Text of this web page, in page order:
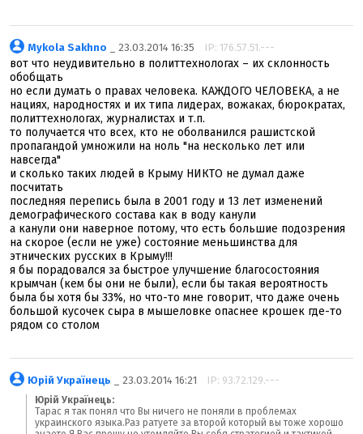
Mykola Sakhno _ 23.03.2014 16:35 IP: 176.57.51.---
вот что неудивительно в политтехнологах – их склонность
обобщать
но если думать о правах человека. КАЖДОГО ЧЕЛОВЕКА, а не
нациях, народностях и их типа лидерах, вожаках, бюрократах,
политтехнологах, журналистах и т.п.
то получается что всех, кто не оболванился рашистской
пропагандой умножили на ноль "на несколько лет или
навсегда"
и сколько таких людей в Крыму НИКТО не думал даже
посчитать
последняя перепись была в 2001 году и 13 лет изменений
демографического состава как в воду канули
а канули они наверное потому, что есть большие подозрения
на скорое (если не уже) состояние меньшинства для
этнических русских в Крыму!!!
я бы порадовался за быстрое улучшение благосостояния
крымчан (кем бы они не были), если бы такая вероятность
была бы хотя бы 33%, но что-то мне говорит, что даже очень
большой кусочек сыра в мышеловке опаснее крошек где-то
рядом со столом
Юрій Українець _ 23.03.2014 16:21 IP: 93.72.129.---
Юрій Українець:
Тарас я так понял что Вы ничего не поняли в проблемах
украинского языка.Раз ратуете за второй который вы тоже хорошо